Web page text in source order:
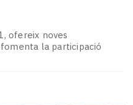
ofereix noves
la participació